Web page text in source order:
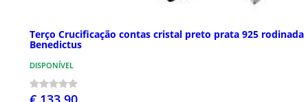
Terço Crucificação contas cristal preto prata 925 rodinada
Benedictus
DISPONÍVEL